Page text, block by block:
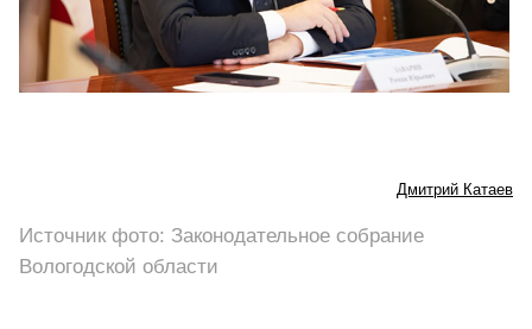
Дмитрий Катаев
Источник фото: Законодательное собрание
Вологодской области